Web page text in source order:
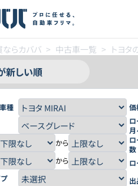
らカババ > 中古車一覧 > トヨタ
種
から
から
価
ロ
数